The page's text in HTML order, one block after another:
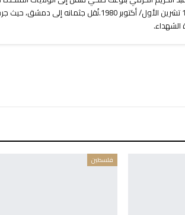
في 11 تشرين الأول/ أكتوبر 1980.نُقل
الشهداء.
فلسطين